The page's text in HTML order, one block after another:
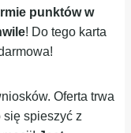
punktów w
! Do tego karta
Oferta trwa
się spieszyć z